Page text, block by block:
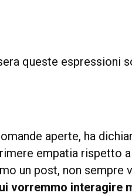
queste espressioni
aperte, ha
empatia rispetto
un post, non sempre
vorremmo interagire